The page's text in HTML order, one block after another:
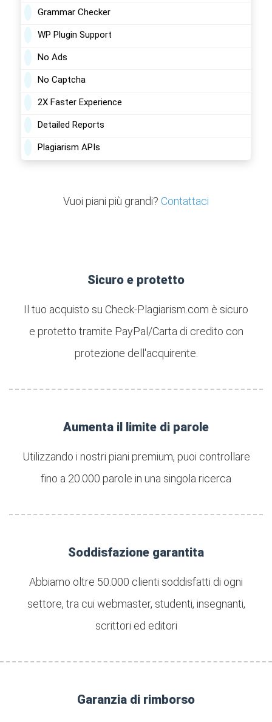
Grammar Checker
WP Plugin Support
No Ads
No Captcha
2X Faster Experience
Detailed Reports
Plagiarism APIs
Vuoi piani più grandi? Contattaci
Sicuro e protetto
Il tuo acquisto su Check-Plagiarism.com è sicuro
e protetto tramite PayPal/Carta di credito con
protezione dell'acquirente.
Aumenta il limite di parole
Utilizzando i nostri piani premium, puoi controllare
fino a 20.000 parole in una singola ricerca
Soddisfazione garantita
Abbiamo oltre 50.000 clienti soddisfatti di ogni
settore, tra cui webmaster, studenti, insegnanti,
scrittori ed editori
Garanzia di rimborso